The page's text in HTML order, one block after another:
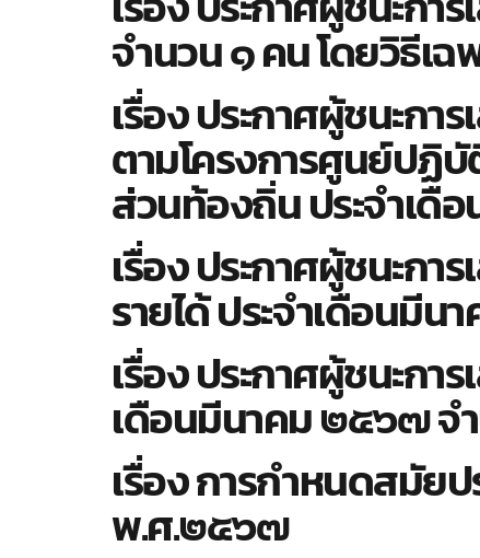
จำนวน ๑ คน โดยวิธีเฉพ
เรื่อง ประกาศผู้ชนะก
ตามโครงการศูนย์ปฏิ
ส่วนท้องถิ่น ประจำเดื
เรื่อง ประกาศผู้ชนะก
รายได้ ประจำเดือนมีน
เรื่อง ประกาศผู้ชนะกา
เดือนมีนาคม ๒๕๖๗ จำ
เรื่อง การกำหนดสมัย
พ.ศ.๒๕๖๗